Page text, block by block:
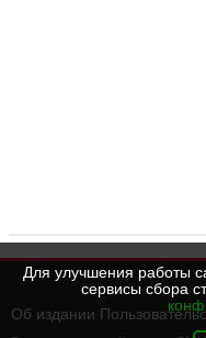
Об издании
Для улучшения работы
сервисы сбора